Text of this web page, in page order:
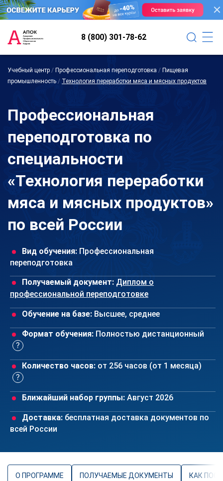
8 (800) 301-78-62
Учебный центр / Профессиональная переподготовка / Пищевая
промышленность / Технология переработки мяса и мясных продуктов
Профессиональная
переподготовка по
специальности
«Технология переработки
мяса и мясных продуктов»
по всей России
Вид обучения: Профессиональная
переподготовка
Получаемый документ: Диплом о
профессиональной переподготовке
Обучение на базе: Высшее, среднее
Формат обучения: Полностью дистанционный
Количество часов: от 256 часов (от 1 месяца)
Ближайший набор группы: Август 2026
Доставка: бесплатная доставка документов по
всей России
О ПРОГРАММЕ ПОЛУЧАЕМЫЕ ДОКУМЕНТЫ КАК